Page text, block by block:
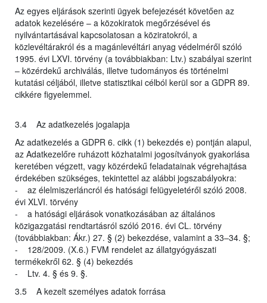
Az egyes eljárások szerinti ügyek befejezését követően az
adatok kezelésére – a közokiratok megőrzésével és
nyilvántartásával kapcsolatosan a köziratokról, a
közlevéltárakról és a magánlevéltári anyag védelméről szóló
1995. évi LXVI. törvény (a továbbiakban: Ltv.) szabályai szerint
– közérdekű archiválás, illetve tudományos és történelmi
kutatási céljából, illetve statisztikai célból kerül sor a GDPR 89.
cikkére figyelemmel.
3.4 Az adatkezelés jogalapja
Az adatkezelés a GDPR 6. cikk (1) bekezdés e) pontján alapul,
az Adatkezelőre ruházott közhatalmi jogosítványok gyakorlása
keretében végzett, vagy közérdekű feladatainak végrehajtása
érdekében szükséges, tekintettel az alábbi jogszabályokra:
- az élelmiszerláncról és hatósági felügyeletéről szóló 2008.
évi XLVI. törvény
- a hatósági eljárások vonatkozásában az általános
közigazgatási rendtartásról szóló 2016. évi CL. törvény
(továbbiakban: Ákr.) 27. § (2) bekezdése, valamint a 33–34. §;
- 128/2009. (X.6.) FVM rendelet az állatgyógyászati
termékekről 62. § (4) bekezdés
- Ltv. 4. § és 9. §.
3.5 A kezelt személyes adatok forrása